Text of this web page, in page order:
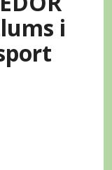
i